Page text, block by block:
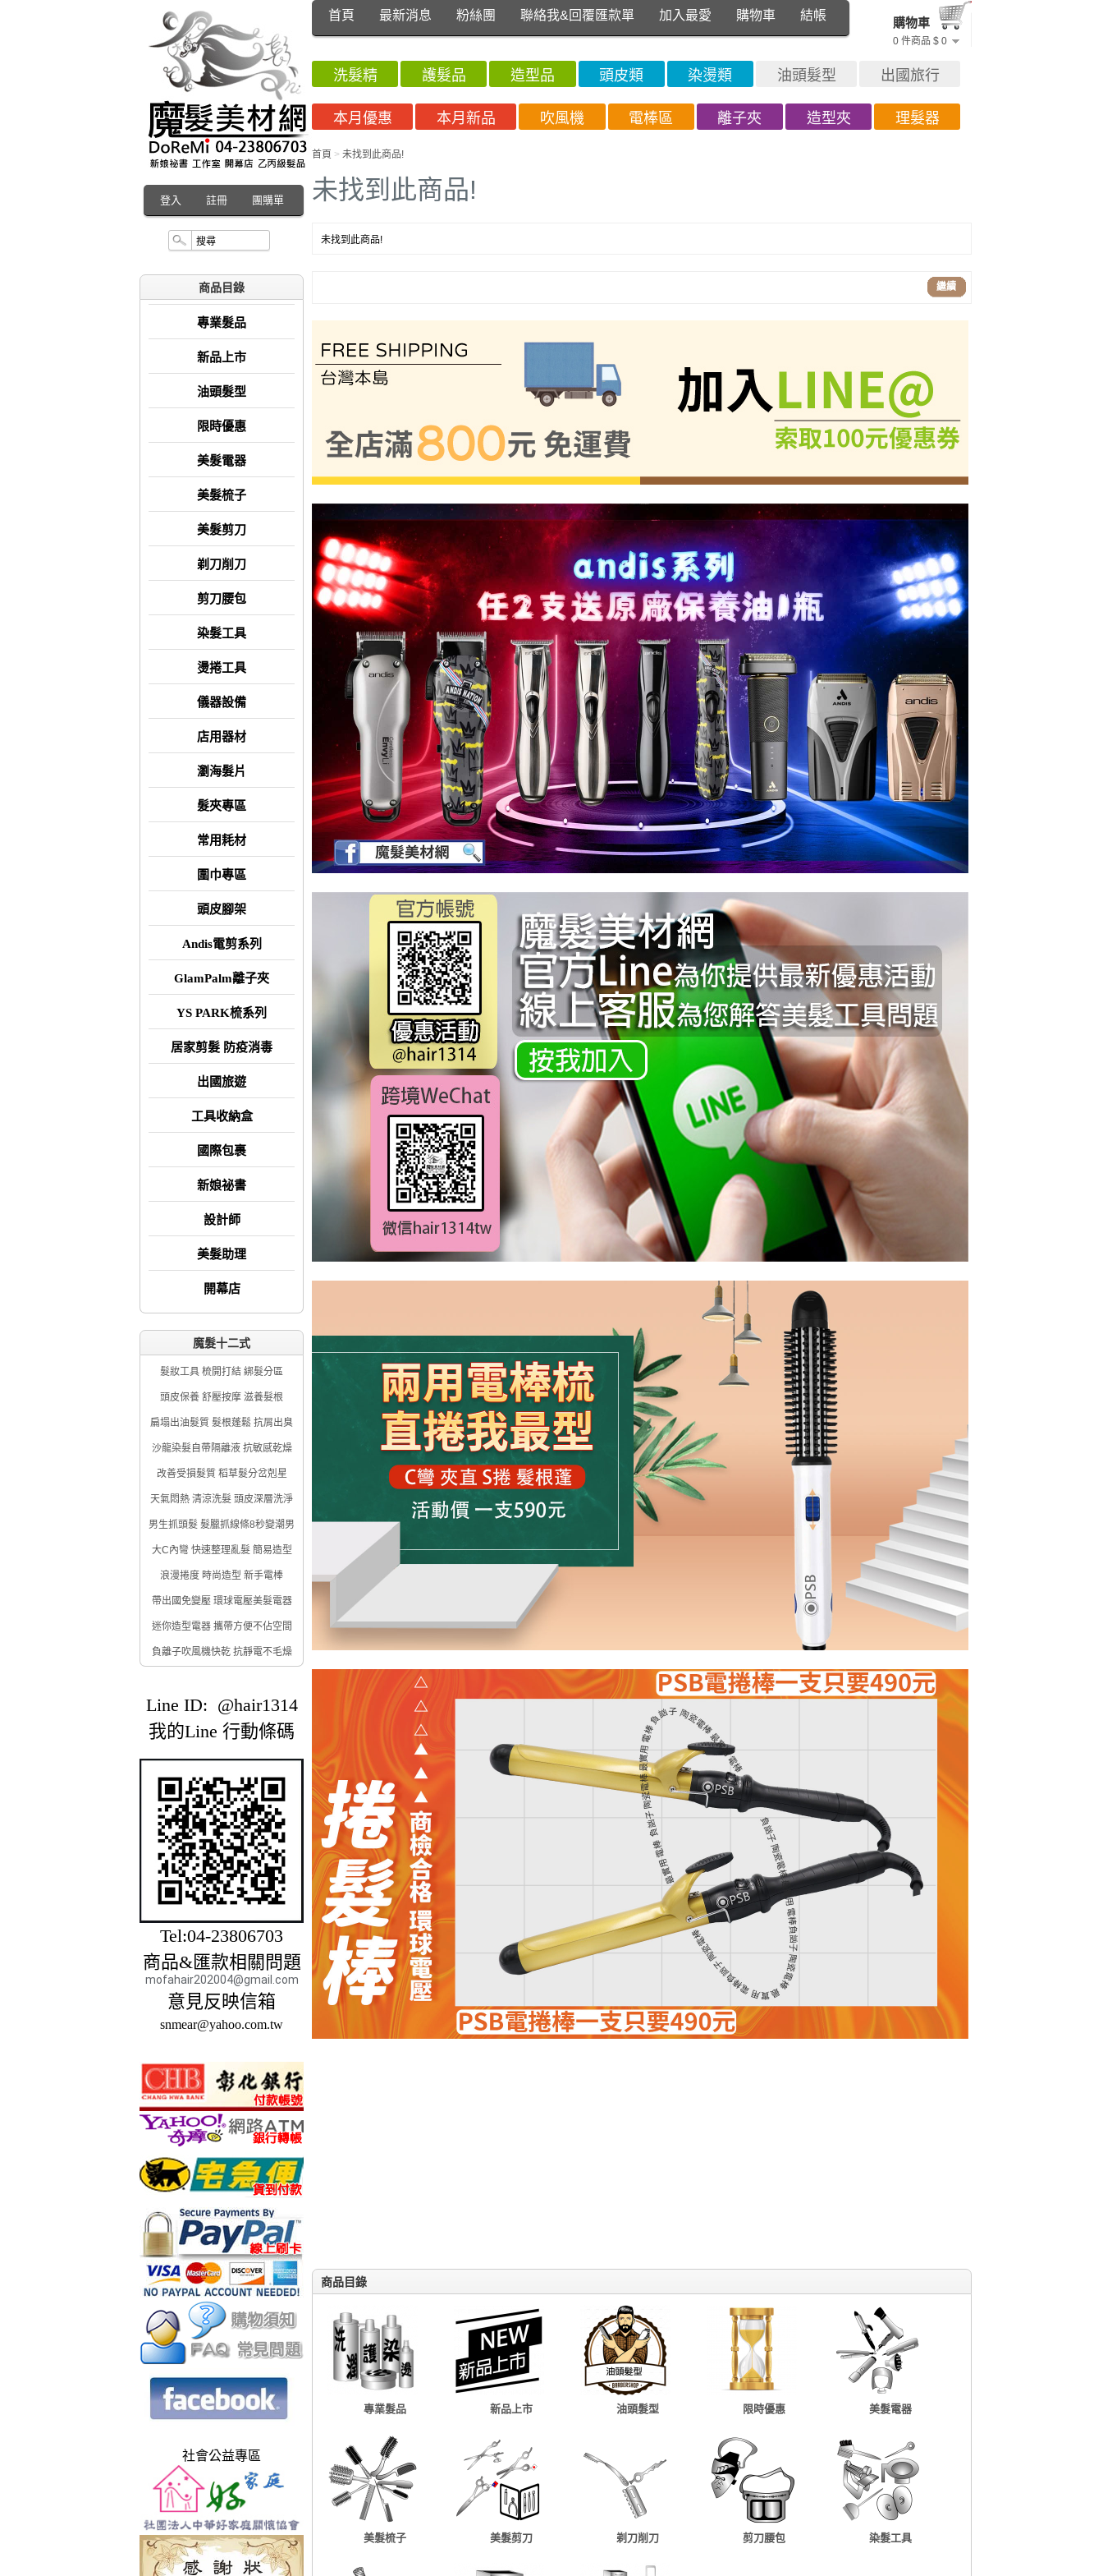
購物車
0 件商品 $ 0
登入 註冊 團購單
首頁 最新消息 粉絲團 聯絡我&回覆匯款單 加入最愛 購物車 結帳
商品目錄
專業髮品
新品上市
油頭髮型
限時優惠
美髮電器
美髮梳子
美髮剪刀
剃刀削刀
剪刀腰包
染髮工具
燙捲工具
儀器設備
店用器材
瀏海髮片
髮夾專區
常用耗材
圍巾專區
頭皮腳架
Andis電剪系列
GlamPalm離子夾
YS PARK梳系列
居家剪髮 防疫消毒
出國旅遊
工具收納盒
國際包裹
新娘祕書
設計師
美髮助理
開幕店
魔髮十二式
髮妝工具 梳開打結 綁髮分區
頭皮保養 舒壓按摩 滋養髮根
扁塌出油髮質 髮根蓬鬆 抗屑出臭
沙龍染髮自帶隔離液 抗敏感乾燥
改善受損髮質 稻草髮分岔剋星
天氣悶熱 清涼洗髮 頭皮深層洗淨
男生抓頭髮 髮臘抓線條8秒變潮男
大C內彎 快速整理亂髮 簡易造型
浪漫捲度 時尚造型 新手電棒
帶出國免變壓 環球電壓美髮電器
迷你造型電器 攜帶方便不佔空間
負離子吹風機快乾 抗靜電不毛燥
Line ID: @hair1314
我的Line 行動條碼
Tel:04-23806703
商品&匯款相關問題
mofahair202004@gmail.com
意見反映信箱
snmear@yahoo.com.tw
社會公益專區
洗髮精 護髮品 造型品 頭皮類 染燙類 油頭髮型
出國旅行
本月優惠
本月新品 吹風機 電棒區 離子夾 造型夾 理髮器
首頁 > 未找到此商品!
未找到此商品!
未找到此商品!
繼續
商品目錄
專業髮品 新品上市 油頭髮型 限時優惠 美髮電器
美髮梳子 美髮剪刀 剃刀削刀 剪刀腰包 染髮工具